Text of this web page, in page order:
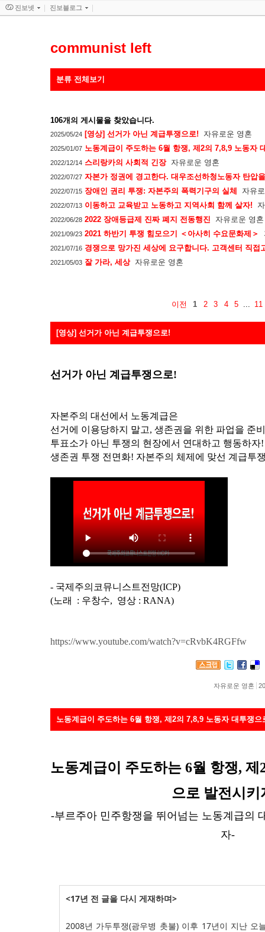
communist left
분류 전체보기
106개의 게시물을 찾았습니다.
2025/05/24 [영상] 선거가 아닌 계급투쟁으로! 자유로운 영혼
2025/01/07 노동계급이 주도하는 6월 항쟁, 제2의 7,8,9 노동자
2022/12/14 스리랑카의 사회적 긴장 자유로운 영혼
2022/07/27 자본가 정권에 경고한다. 대우조선하청노동자 탄압
2022/07/15 장애인 권리 투쟁: 자본주의 폭력기구의 실체 자유
2022/07/13 이동하고 교육받고 노동하고 지역사회 함께 살자!
2022/06/28 2022 장애등급제 진짜 폐지 전동행진 자유로운 영혼
2021/09/23 2021 하반기 투쟁 힘모으기 ＜아사히 수요문화제＞
2021/07/16 경쟁으로 망가진 세상에 요구합니다. 고객센터 직접
2021/05/03 잘 가라, 세상 자유로운 영혼
이전 1 2 3 4 5 11
[영상] 선거가 아닌 계급투쟁으로!
선거가 아닌 계급투쟁으로!
자본주의 대선에서 노동계급은
선거에 이용당하지 말고, 생존권을 위한 파업을 준
투표소가 아닌 투쟁의 현장에서 연대하고 행동하자!
생존권 투쟁 전면화! 자본주의 체제에 맞선 계급투
- 국제주의코뮤니스트전망(ICP)
(노래 : 우창수, 영상 : RANA)
https://www.youtube.com/watch?v=cRvbK4RGFfw
자유로운 영혼
노동계급이 주도하는 6월 항쟁, 제2의 7,8,9 노동자 대투쟁으
노동계급이 주도하는 6월 항쟁, 제
으로 발전시키
-부르주아 민주항쟁을 뛰어넘는 노동계급의
자-
<17년 전 글을 다시 게재하며>
2008년 가두투쟁(광우병 촛불) 이후 17년이 지난 오
진보넷 진보블로그